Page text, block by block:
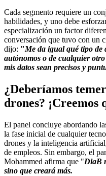
Cada segmento requiere un
habilidades, y uno debe
especialización un factor
conversación que tuvo con un
dijo: "Me da igual qué tipo de
autónomos o de cualquier
mis datos sean precisos y
¿Deberíamos
drones? ¡Creemos
El panel concluye abordando
la fase inicial de cualquier
drones y la inteligencia
de empleos. Sin embargo, el
Mohammed afirma que "DiaB
sino que creará más.